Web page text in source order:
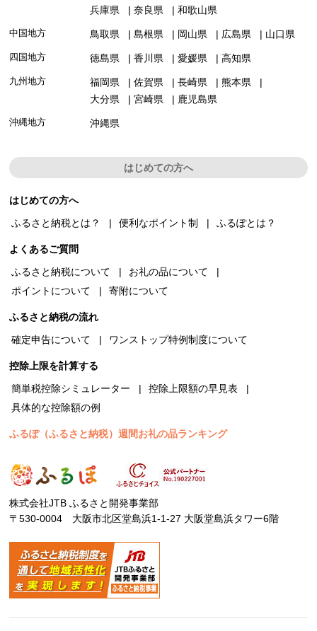
兵庫県
奈良県 和歌山県
中国地方 鳥取県 島根県 岡山県 広島県 山口県
四国地方 徳島県 香川県 愛媛県 高知県
九州地方 福岡県 佐賀県 長崎県
熊本県
大分県
宮崎県 鹿児島県
沖縄地方 沖縄県
はじめての方へ
はじめての方へ
ふるさと納税とは？
便利なポイント制 ふるぽとは？
よくあるご質問
ふるさと納税について
お礼の品について
ポイントについて
寄附について
ふるさと納税の流れ
確定申告について
ワンストップ特例制度について
控除上限を計算する
簡単税控除シミュレーター
控除上限額の早見表
具体的な控除額の例
ふるぽ（ふるさと納税）週間お礼の品ランキング
株式会社JTB ふるさと開発事業部
〒530-0004 大阪市北区堂島浜1-1-27 大阪堂島浜タワー6階